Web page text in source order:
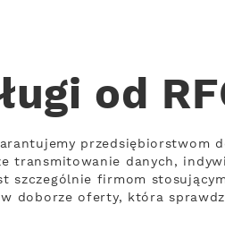
od
przedsiębiorstwom
transmitowanie danych,
szczególnie firmom
doborze oferty, która